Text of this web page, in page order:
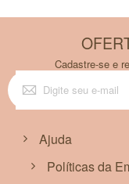
Cadastre-se e
Inscreva-
se
na
Ajuda
Políticas da